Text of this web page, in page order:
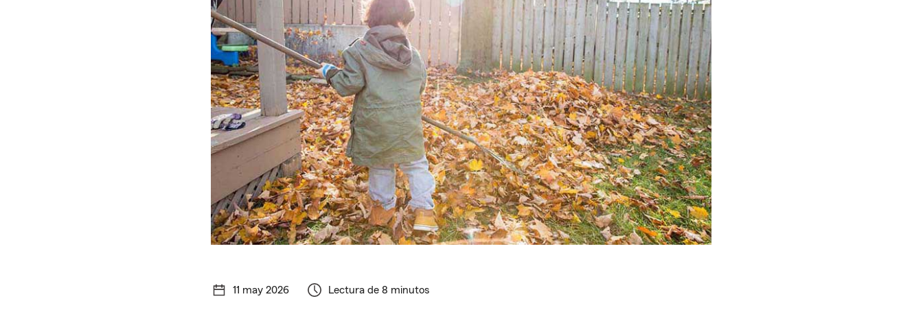
11 may 2026 Lectura de 8 minutos